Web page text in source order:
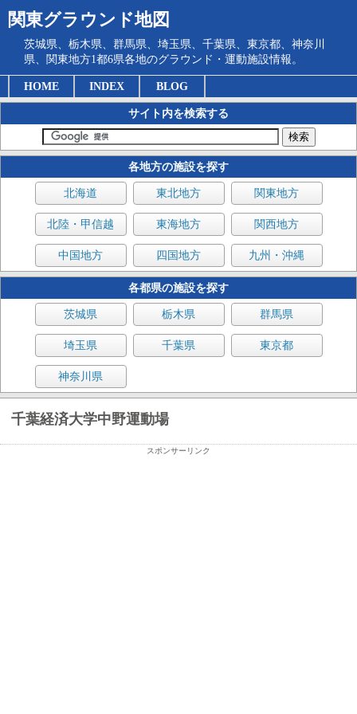
関東グラウンド地図
茨城県、栃木県、群馬県、埼玉県、千葉県、東京都、神奈川
県、関東地方1都6県各地のグラウンド・運動施設情報。
HOME INDEX BLOG
サイト内を検索する
各地方の施設を探す
北海道 東北地方 関東地方
北陸・甲信越 東海地方 関西地方
中国地方 四国地方 九州・沖縄
各都県の施設を探す
茨城県 栃木県 群馬県
埼玉県 千葉県 東京都
神奈川県
千葉経済大学中野運動場
スポンサーリンク